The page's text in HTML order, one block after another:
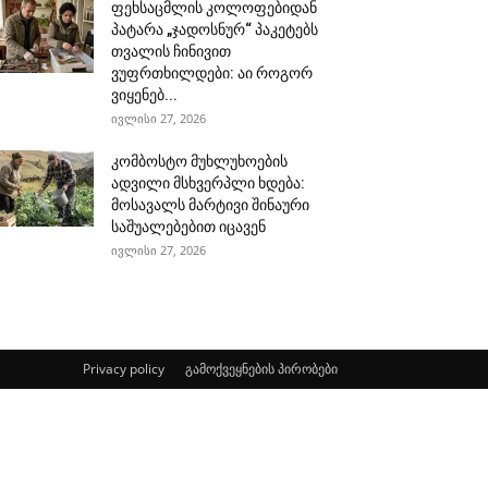
ფეხსაცმლის კოლოფებიდან
პატარა „ჯადოსნურ“ პაკეტებს
თვალის ჩინივით
ვუფრთხილდები: აი როგორ
ვიყენებ...
ივლისი 27, 2026
კომბოსტო მუხლუხოების
ადვილი მსხვერპლი ხდება:
მოსავალს მარტივი შინაური
საშუალებებით იცავენ
ივლისი 27, 2026
Privacy policy გამოქვეყნების პირობები